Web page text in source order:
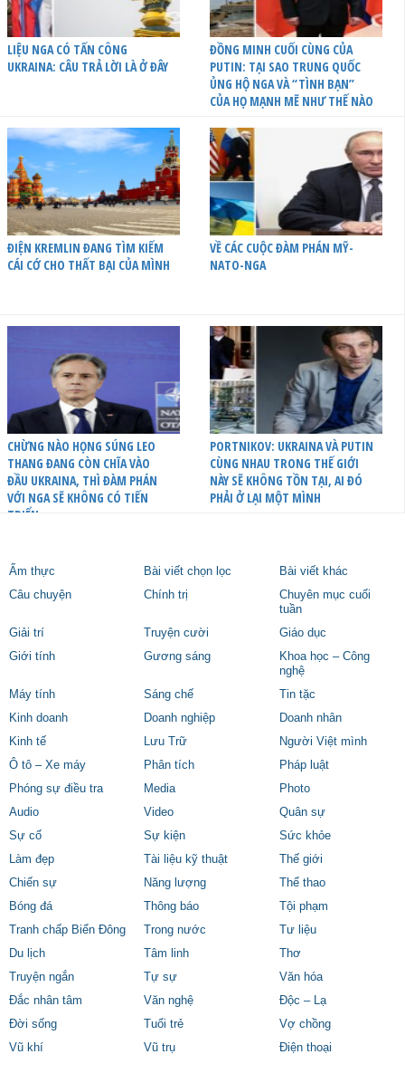
LIỆU NGA CÓ TẤN CÔNG
UKRAINA: CÂU TRẢ LỜI LÀ Ở ĐÂY
ĐỒNG MINH CUỐI CÙNG CỦA
PUTIN: TẠI SAO TRUNG QUỐC
ỦNG HỘ NGA VÀ “TÌNH BẠN”
CỦA HỌ MẠNH MẼ NHƯ THẾ NÀO
ĐIỆN KREMLIN ĐANG TÌM KIẾM
CÁI CỚ CHO THẤT BẠI CỦA MÌNH
VỀ CÁC CUỘC ĐÀM PHÁN MỸ-
NATO-NGA
CHỪNG NÀO HỌNG SÚNG LEO
THANG ĐANG CÒN CHĨA VÀO
ĐẦU UKRAINA, THÌ ĐÀM PHÁN
VỚI NGA SẼ KHÔNG CÓ TIẾN
TRIỂN
PORTNIKOV: UKRAINA VÀ PUTIN
CÙNG NHAU TRONG THẾ GIỚI
NÀY SẼ KHÔNG TỒN TẠI, AI ĐÓ
PHẢI Ở LẠI MỘT MÌNH
Ẩm thực Bài viết chọn lọc
Bài viết khác
Câu chuyện
Chính trị
Chuyên mục cuối
tuần
Giải trí
Truyện cười
Giáo dục
Giới tính
Gương sáng
Khoa học – Công
nghệ
Máy tính
Sáng chế
Tin tặc
Kinh doanh
Doanh nghiệp
Doanh nhân
Kinh tế
Lưu Trữ
Người Việt mình
Ô tô – Xe máy
Phân tích
Pháp luật
Phóng sự điều tra
Media
Photo
Audio
Video
Quân sự
Sự cố
Sự kiện
Sức khỏe
Làm đẹp
Tài liệu kỹ thuật
Thế giới
Chiến sự
Năng lượng
Thể thao
Bóng đá
Thông báo
Tội phạm
Tranh chấp Biển Đông
Trong nước
Tư liệu
Du lịch
Tâm linh
Thơ
Truyện ngắn
Tự sự
Văn hóa
Đắc nhân tâm
Văn nghệ
Độc – Lạ
Đời sống
Tuổi trẻ
Vợ chồng
Vũ khí
Vũ trụ Điện thoại